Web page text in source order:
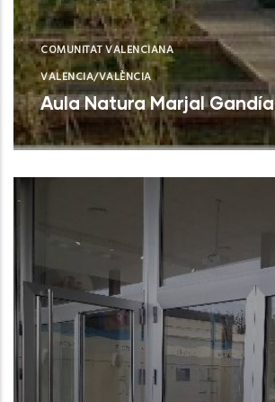
COMUNITAT VALENCIANA
VALENCIA/VALÈNCIA
Aula Natura Marjal Gandía
Gandía (Valencia)